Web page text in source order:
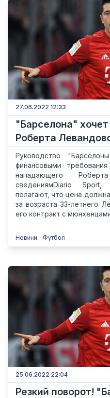
27.06.2022 12:33
"Барселона"
Роберта
Руководство
финансовыми
нападающего
сведениямDiario
полагают, что цена
за возраста 33-летнего
его контракт с
Новини Футбол
25.06.2022 22:04
Резкий поворот!